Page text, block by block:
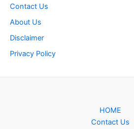
Contact Us
About Us
Disclaimer
Privacy Policy
HOME
Contact Us